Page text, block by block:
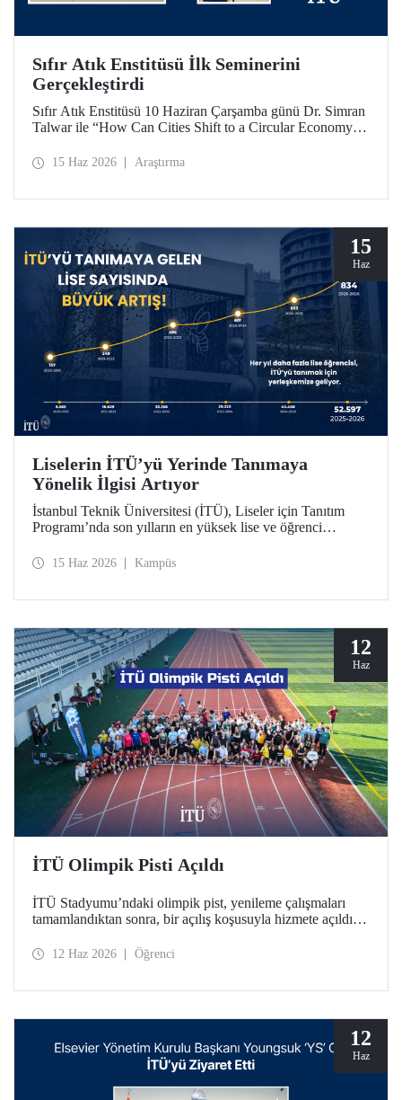
Sıfır Atık Enstitüsü İlk Seminerini
Gerçekleştirdi
Sıfır Atık Enstitüsü 10 Haziran Çarşamba günü Dr. Simran
Talwar ile “How Can Cities Shift to a Circular Economy? -
başlıklı seminerini verdi.
15 Haz 2026 Araştırma
15
Haz
Liselerin İTÜ’yü Yerinde Tanımaya
Yönelik İlgisi Artıyor
İstanbul Teknik Üniversitesi (İTÜ), Liseler için Tanıtım
Programı’nda son yılların en yüksek lise ve öğrenci
liseden 52.597 öğrenci İTÜ’yü yakından tanıdı.
15 Haz 2026 Kampüs
12
Haz
İTÜ Olimpik Pisti Açıldı
İTÜ Stadyumu’ndaki olimpik pist, yenileme çalışmaları
tamamlandıktan sonra, bir açılış koşusuyla hizmete açıldı.
Class 2 sertifikalı atletizm tesisinin açılışında İTÜ ailesi bir
12 Haz 2026 Öğrenci
12
Haz